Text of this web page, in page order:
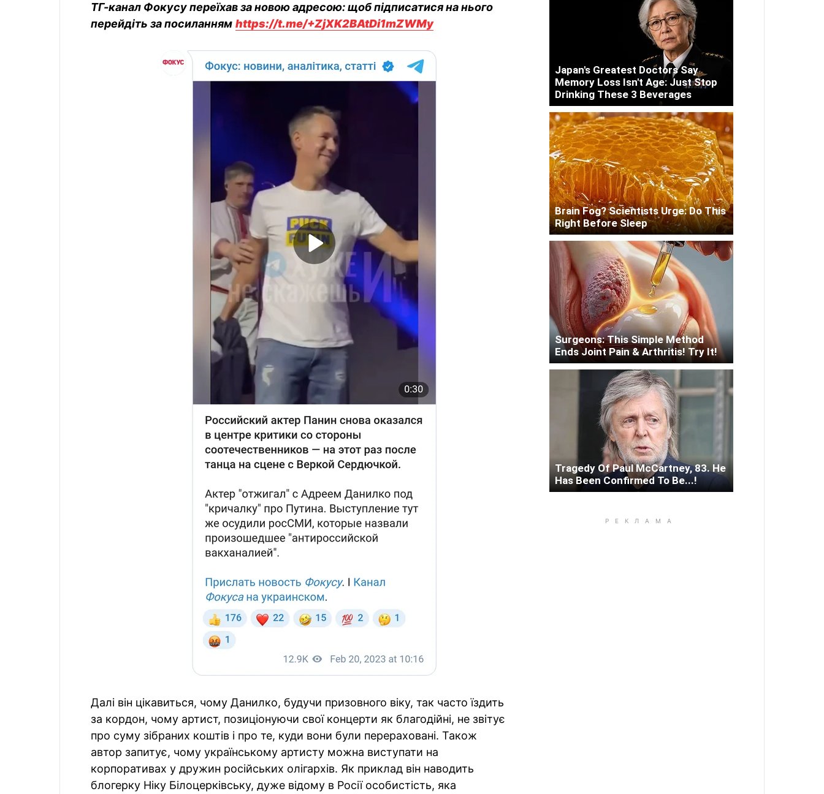
ТГ-канал Фокусу переїхав за новою адресою: щоб підписатися на нього
перейдіть за посиланням https://t.me/+ZjXK2BAtDi1mZWMy
Далі він цікавиться, чому Данилко, будучи призовного віку, так часто їздить
за кордон, чому артист, позиціонуючи свої концерти як благодійні, не звітує
про суму зібраних коштів і про те, куди вони були перераховані. Також
автор запитує, чому українському артисту можна виступати на
корпоративах у дружин російських олігархів. Як приклад він наводить
блогерку Ніку Білоцерківську, дуже відому в Росії особистість, яка
Japan's Greatest Doctors Say
Memory Loss Isn't Age: Just Stop
Drinking These 3 Beverages
Brain Fog? Scientists Urge: Do This
Right Before Sleep
Surgeons: This Simple Method
Ends Joint Pain & Arthritis! Try It!
Tragedy Of Paul McCartney, 83. He
Has Been Confirmed To Be...!